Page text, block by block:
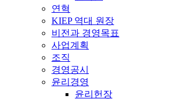
연혁
KIEP 역대 원장
비전과 경영목표
사업계획
조직
경영공시
윤리경영
윤리헌장